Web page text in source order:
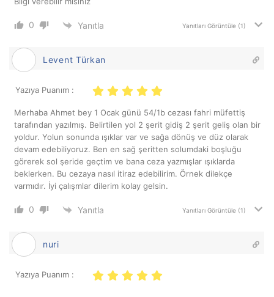
0 Yanıtla Yanıtları Görüntüle (1)
Levent Türkan
Yazıya Puanım :
Merhaba Ahmet bey 1 Ocak günü 54/1b cezası fahri müfettiş
tarafından yazılmış. Belirtilen yol 2 şerit gidiş 2 şerit geliş olan bir
yoldur. Yolun sonunda ışıklar var ve sağa dönüş ve düz olarak
devam edebiliyoruz. Ben en sağ şeritten solumdaki boşluğu
görerek sol şeride geçtim ve bana ceza yazmışlar ışıklarda
beklerken. Bu cezaya nasıl itiraz edebilirim. Örnek dilekçe
varmıdır. İyi çalışmlar dilerim kolay gelsin.
0 Yanıtla Yanıtları Görüntüle (1)
nuri
Yazıya Puanım :